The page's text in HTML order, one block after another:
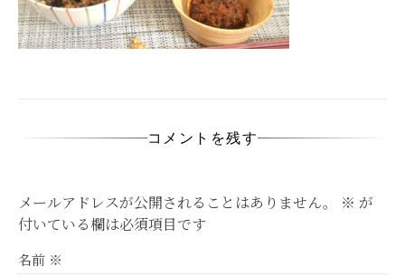
コメントを残す
メールアドレスが公開されることはありません。 ※ が
付いている欄は必須項目です
名前 ※